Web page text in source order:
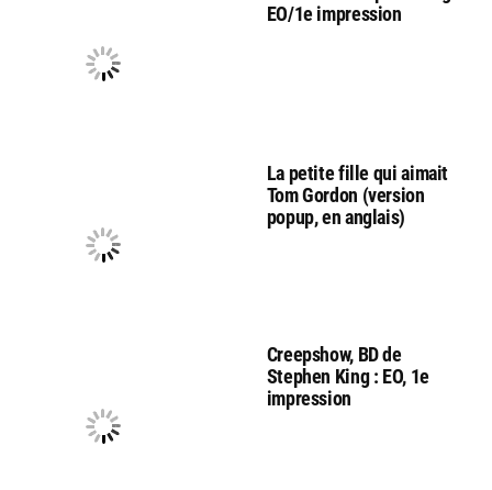
EO/1e impression
La petite fille qui aimait
Tom Gordon (version
popup, en anglais)
Creepshow, BD de
Stephen King : EO, 1e
impression